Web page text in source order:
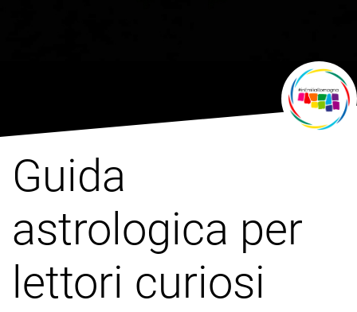
Guida
astrologica per
lettori curiosi